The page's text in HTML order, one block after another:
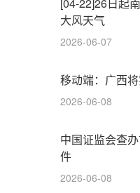
[04-22]26日起
大风天气
2026-06-07
移动端：广西
2026-06-08
中国证监会查
件
2026-06-08